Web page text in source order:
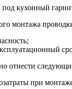
под кухонный
монтажа
отнести
при